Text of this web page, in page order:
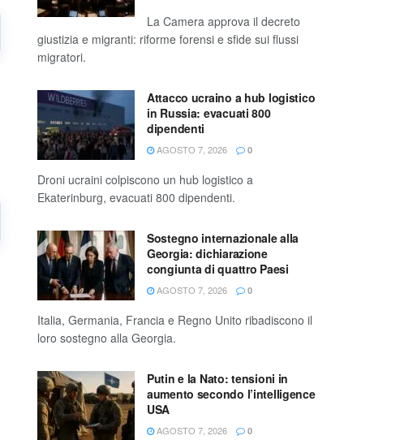
La Camera approva il decreto
giustizia e migranti: riforme forensi e sfide sui flussi
migratori.
Attacco ucraino a hub logistico
in Russia: evacuati 800
dipendenti
AGOSTO 7, 2026 0
Droni ucraini colpiscono un hub logistico a
Ekaterinburg, evacuati 800 dipendenti.
Sostegno internazionale alla
Georgia: dichiarazione
congiunta di quattro Paesi
AGOSTO 7, 2026 0
Italia, Germania, Francia e Regno Unito ribadiscono il
loro sostegno alla Georgia.
Putin e la Nato: tensioni in
aumento secondo l’intelligence
USA
AGOSTO 7, 2026 0